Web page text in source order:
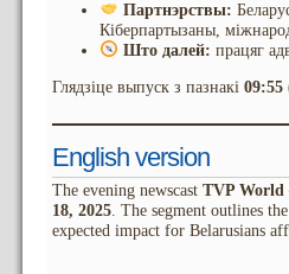
Партнэрствы:
Кіберпартызаны,
Што далей: працяг
Глядзіце выпуск з пазнакі 09:55
English version
The evening newscast TVP
18, 2025. The segment outlines the
expected impact for Belarusians